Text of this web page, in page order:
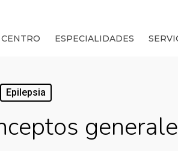
ESPECIALIDADES
Epilepsia